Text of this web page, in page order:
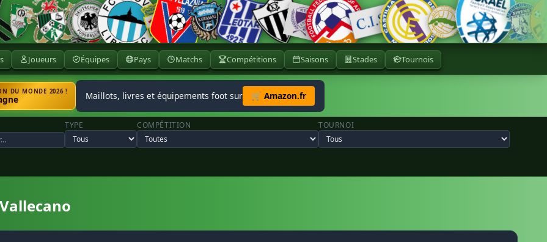
Joueurs Équipes Pays Matchs Compétitions Saisons Stades Tournois
DU MONDE 2026 ! Maillots, livres et équipements foot sur 🛒 Amazon.fr
TYPE COMPÉTITION TOURNOI